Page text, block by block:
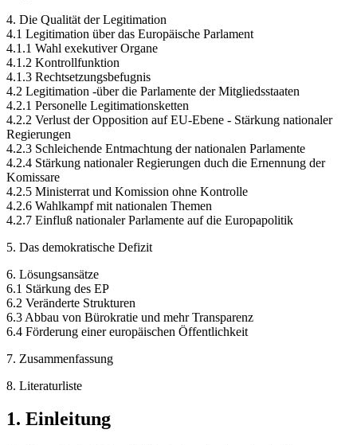
4. Die Qualität der Legitimation
4.1 Legitimation über das Europäische Parlament
4.1.1 Wahl exekutiver Organe
4.1.2 Kontrollfunktion
4.1.3 Rechtsetzungsbefugnis
4.2 Legitimation -über die Parlamente der Mitgliedsstaaten
4.2.1 Personelle Legitimationsketten
4.2.2 Verlust der Opposition auf EU-Ebene - Stärkung nationaler
Regierungen
4.2.3 Schleichende Entmachtung der nationalen Parlamente
4.2.4 Stärkung nationaler Regierungen duch die Ernennung der
Komissare
4.2.5 Ministerrat und Komission ohne Kontrolle
4.2.6 Wahlkampf mit nationalen Themen
4.2.7 Einfluß nationaler Parlamente auf die Europapolitik
5. Das demokratische Defizit
6. Lösungsansätze
6.1 Stärkung des EP
6.2 Veränderte Strukturen
6.3 Abbau von Bürokratie und mehr Transparenz
6.4 Förderung einer europäischen Öffentlichkeit
7. Zusammenfassung
8. Literaturliste
1. Einleitung